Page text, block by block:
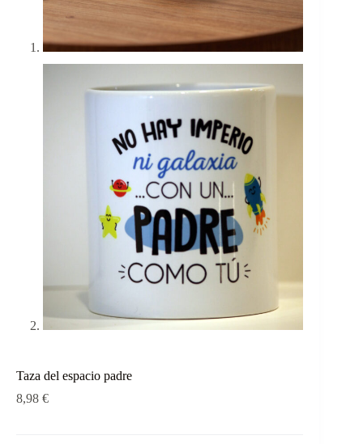
Taza del espacio padre
8,98 €